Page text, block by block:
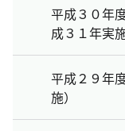
平成３０年
成３１年実施
平成２９年
施）